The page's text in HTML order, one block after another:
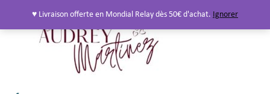
♥ Livraison offerte en Mondial Relay dès 50€ d'achat. Ignorer